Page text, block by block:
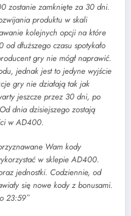
zostanie zamknięte za 30 dni.
produktu w skali
kolejnych opcji na które
dłuższego czasu spotykało
gry nie mógł naprawić.
jednak jest to jedyne wyjście
gry nie działają tak jak
jeszcze przez 30 dni, po
dnia dzisiejszego zostają
w AD400.
Wam kody
w sklepie AD400.
jednostki. Codziennie, od
się nowe kody z bonusami.
23:59″